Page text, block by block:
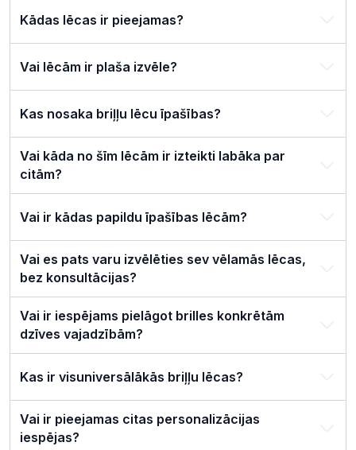
Kādas lēcas ir pieejamas?
Vai lēcām ir plaša izvēle?
Kas nosaka briļļu lēcu īpašības?
Vai kāda no šīm lēcām ir izteikti labāka par
citām?
Vai ir kādas papildu īpašības lēcām?
Vai es pats varu izvēlēties sev vēlamās lēcas,
bez konsultācijas?
Vai ir iespējams pielāgot brilles konkrētām
dzīves vajadzībām?
Kas ir visuniversālākās briļļu lēcas?
Vai ir pieejamas citas personalizācijas
iespējas?